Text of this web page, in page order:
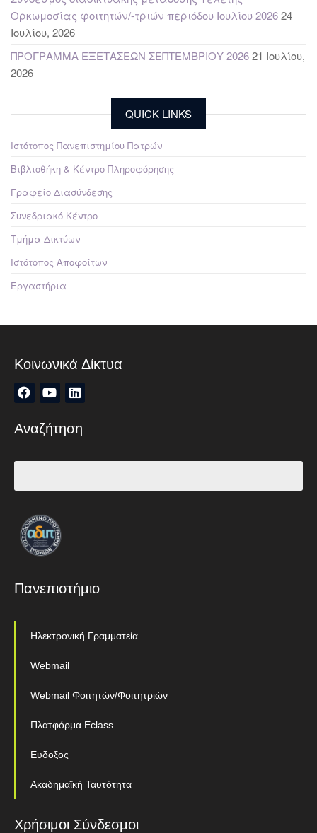
Ορκωμοσίας φοιτητών/-τριών περιόδου Ιουλίου 202624
Ιουλίου, 2026
ΠΡΟΓΡΑΜΜΑ ΕΞΕΤΑΣΕΩΝ ΣΕΠΤΕΜΒΡΙΟΥ 202621 Ιουλίου,
2026
QUICK LINKS
Ιστότοπος Πανεπιστημίου Πατρών
Βιβλιοθήκη & Κέντρο Πληροφόρησης
Γραφείο Διασύνδεσης
Συνεδριακό Κέντρο
Τμήμα Δικτύων
Ιστότοπος Αποφοίτων
Εργαστήρια
Κοινωνικά Δίκτυα
Αναζήτηση
Πανεπιστήμιο
Ηλεκτρονική Γραμματεία
Webmail
Webmail Φοιτητών/Φοιτητριών
Πλατφόρμα Eclass
Ευδοξος
Ακαδημαϊκή Ταυτότητα
Χρήσιμοι Σύνδεσμοι